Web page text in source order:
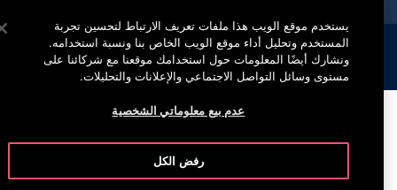
إبحث القائمة
Sally Loh
يستخدم موقع الويب هذا ملفات تعريف الارتباط لتحسين تجربة
المستخدم وتحليل أداء موقع الويب الخاص بنا ونسبة استخدامه.
ونشارك أيضًا المعلومات حول استخدامك موقعنا مع شركائنا على
مستوى وسائل التواصل الاجتماعي والإعلانات والتحليلات.
عدم بيع معلوماتي الشخصية
رفض الكل